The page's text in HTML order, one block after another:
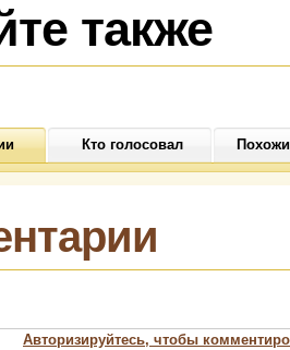
также
Кто голосовал
Авторизируйтесь, чтобы